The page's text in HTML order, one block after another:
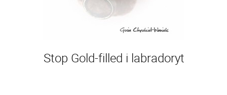
Stop Gold-filled i labradoryt